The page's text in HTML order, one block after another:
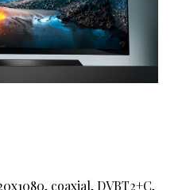
coaxial, DVBT2+C,